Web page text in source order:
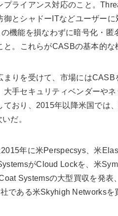
プライアンス対応のこと。
御とシャドーITなどユーザー
機能を損なわずに暗号化・匿
。これらがCASBの基本的な
りを受けて、市場にはCASB
大手セキュリティベンダーや
おり、2015年以降米国では
だ。
年に米Perspecsys、米
がCloud Lockを、米
Systemsの大型買収を発表
である米Skyhigh Networksを